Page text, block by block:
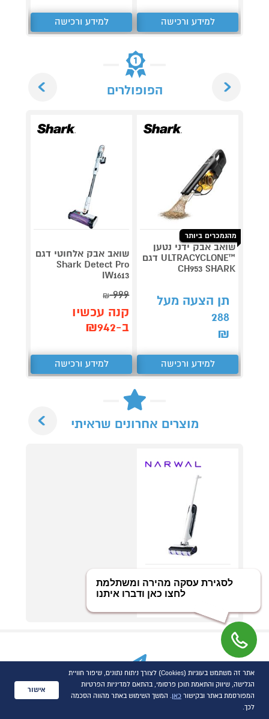
למידע ורכישה למידע ורכישה
הפופולרים
מהנמכרים ביותר
שואב אבק ידני נטען
™ULTRACYCLONE דגם
CH953 SHARK
תן הצעה מעל
288
₪
למידע ורכישה
שואב אבק אלחוטי דגם
Shark Detect Pro
IW1613
999
₪
קנה עכשיו
ב-₪942
למידע ורכישה
מוצרים אחרונים שראיתי
שואב אבק שוטף
אלחוטי דגם Narwal
הרשמו ותוכלו להיות
אתר זה משתמש בעוגיות (Cookies) לצורך ניתוח נתונים, שיפור חוויית
הגלישה, שיווק והתאמת תוכן פרסומי, בהתאם למדיניות הפרטיות
המפורסמת באתר ובקישור כאן. המשך השימוש באתר מהווה הסכמה
לכך.
אישור